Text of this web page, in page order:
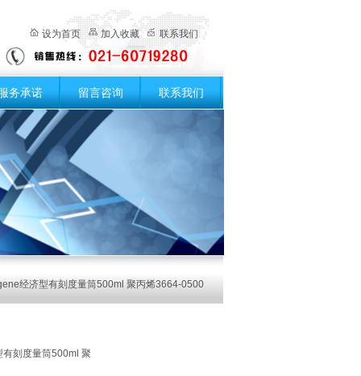
设为首页 加入收藏 联系我们
务承诺 留言咨询 联系我们
经济型有刻度量筒500ml 聚丙烯3664-0500
刻度量筒500ml 聚